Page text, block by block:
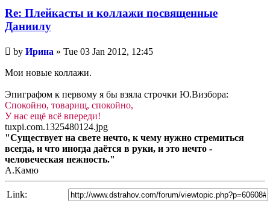
Re: Плейкасты и коллажи посвященные
Даниилу
Unread
post
by Ирина » Tue 03 Jan 2012, 12:45
Мои новые коллажи.
Эпиграфом к первому я бы взяла строчки Ю.Визбора:
Спокойно, товарищ, спокойно,
У нас ещё всё впереди!
tuxpi.com.1325480124.jpg
"Существует на свете нечто, к чему нужно стремиться
всегда, и что иногда даётся в руки, и это нечто -
человеческая нежность."
А.Камю
Link: